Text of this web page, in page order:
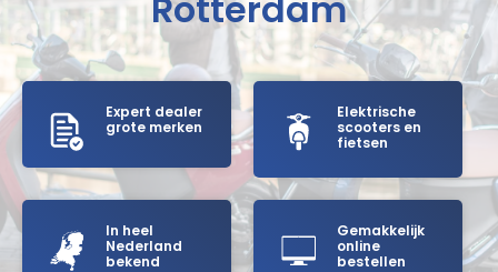
Expert dealer
grote merken
Elektrische
scooters en
fietsen
In heel
Nederland
bekend
Gemakkelijk
online
bestellen